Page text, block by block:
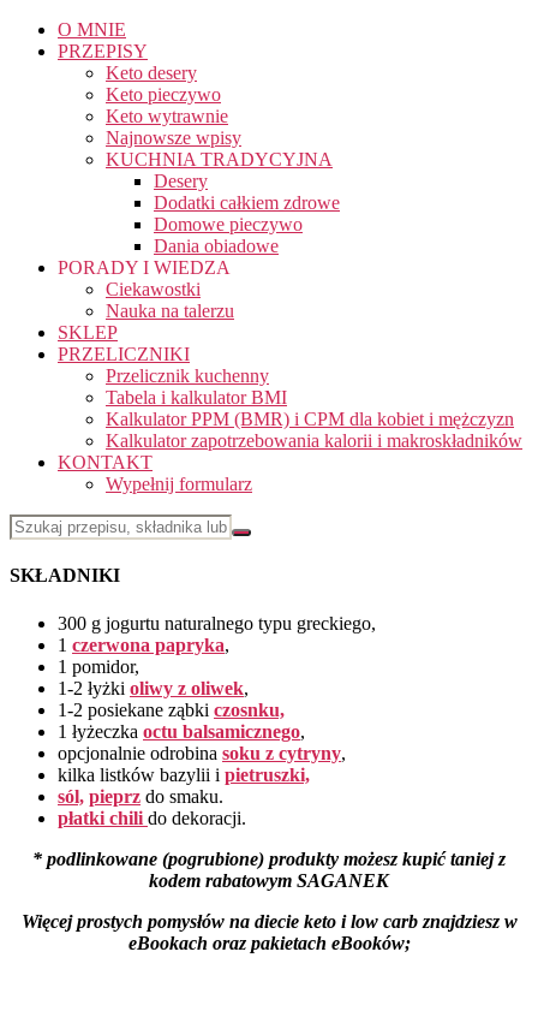
O MNIE
PRZEPISY
Keto desery
Keto pieczywo
Keto wytrawnie
Najnowsze wpisy
KUCHNIA TRADYCYJNA
Desery
Dodatki całkiem zdrowe
Domowe pieczywo
Dania obiadowe
PORADY I WIEDZA
Ciekawostki
Nauka na talerzu
SKLEP
PRZELICZNIKI
Przelicznik kuchenny
Tabela i kalkulator BMI
Kalkulator PPM (BMR) i CPM dla kobiet i mężczyzn
Kalkulator zapotrzebowania kalorii i makroskładników
KONTAKT
Wypełnij formularz
SKŁADNIKI
300 g jogurtu naturalnego typu greckiego,
1 czerwona papryka,
1 pomidor,
1-2 łyżki oliwy z oliwek,
1-2 posiekane ząbki czosnku,
1 łyżeczka octu balsamicznego,
opcjonalnie odrobina soku z cytryny,
kilka listków bazylii i pietruszki,
sól, pieprz do smaku.
płatki chili do dekoracji.
* podlinkowane (pogrubione) produkty możesz kupić taniej z
kodem rabatowym SAGANEK
Więcej prostych pomysłów na diecie keto i low carb znajdziesz w
eBookach oraz pakietach eBooków;